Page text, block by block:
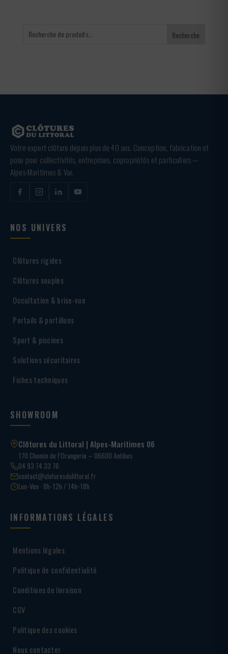
Recherche
Votre expert clôture depuis plus de 40 ans. Conception, fabrication et
pose pour collectivités, entreprises, copropriétés et particuliers —
Alpes-Maritimes & Var.
NOS UNIVERS
Clôtures rigides
Clôtures souples
Occultation & brise-vue
Portails & portillons
Sport & piscines
Solutions sécuritaires
Fiches techniques
SHOWROOM
Clôtures du Littoral | Alpes-Maritimes 06
170 Chemin de l’Orangerie – 06600 Antibes
04 93 74 33 76
contact@cloturesdulittoral.fr
Lun-Ven · 8h-12h / 14h-18h
INFORMATIONS LÉGALES
Mentions légales
Politique de confidentialité
Conditions de livraison
CGV
Politique des cookies
Nous contacter